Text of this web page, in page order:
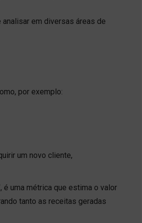
em diversas áreas de
por exemplo:
um novo cliente,
é uma métrica que estima o valor
tanto as receitas geradas